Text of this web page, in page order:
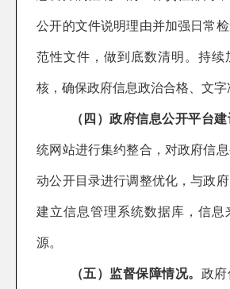
公开的文件说明理由并加强日常
范性文件，做到底数清明。持续
核，确保政府信息政治合格、文字
（四）政府信息公开平台
统网站进行集约整合，对政府信
动公开目录进行调整优化，与政府
建立信息管理系统数据库，信息
源。
（五）监督保障情况。 政府